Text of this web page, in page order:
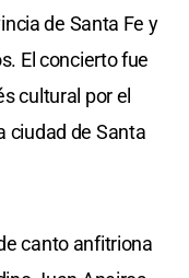
de Santa Fe y
El concierto fue
cultural por el
ciudad de Santa
canto anfitriona